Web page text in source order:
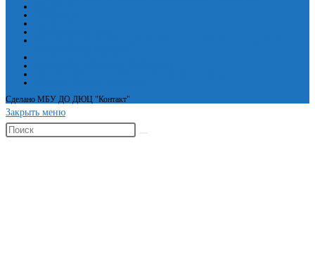
Сделано МБУ ДО ДЮЦ "Контакт"
Закрыть меню